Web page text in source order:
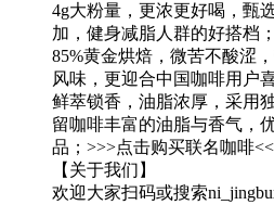
4g大粉量，更浓更好喝，甄
加，健身减脂人群的好搭档；
85%黄金烘焙，微苦不酸涩
风味，更迎合中国咖啡用户
鲜萃锁香，油脂浓厚，采用
留咖啡丰富的油脂与香气，
品；>>>点击购买联名咖啡
【关于我们】
欢迎大家扫码或搜索